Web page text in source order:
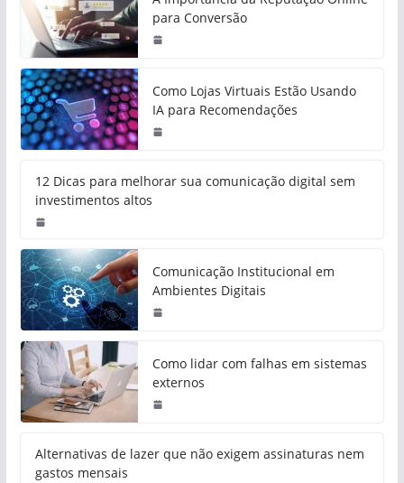
para Conversão
Como Lojas Virtuais Estão Usando
IA para Recomendações
12 Dicas para melhorar sua comunicação digital sem
investimentos altos
Comunicação Institucional em
Ambientes Digitais
Como lidar com falhas em sistemas
externos
Alternativas de lazer que não exigem assinaturas nem
gastos mensais